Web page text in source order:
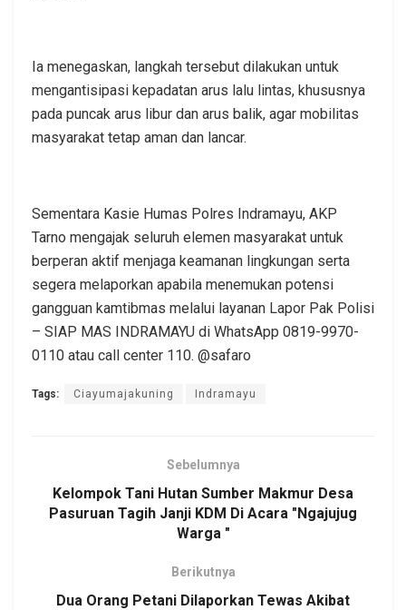
Ia menegaskan, langkah tersebut dilakukan untuk
mengantisipasi kepadatan arus lalu lintas, khususnya
pada puncak arus libur dan arus balik, agar mobilitas
masyarakat tetap aman dan lancar.
Sementara Kasie Humas Polres Indramayu, AKP
Tarno mengajak seluruh elemen masyarakat untuk
berperan aktif menjaga keamanan lingkungan serta
segera melaporkan apabila menemukan potensi
gangguan kamtibmas melalui layanan Lapor Pak Polisi
– SIAP MAS INDRAMAYU di WhatsApp 0819-9970-
0110 atau call center 110. @safaro
Tags: Ciayumajakuning Indramayu
Sebelumnya
Kelompok Tani Hutan Sumber Makmur Desa
Pasuruan Tagih Janji KDM Di Acara "Ngajujug
Warga "
Berikutnya
Dua Orang Petani Dilaporkan Tewas Akibat